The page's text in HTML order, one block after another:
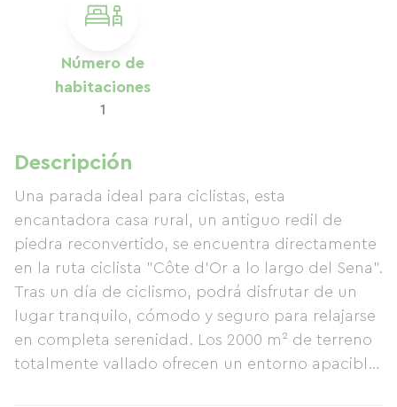
Número de
habitaciones
1
Descripción
Una parada ideal para ciclistas, esta
encantadora casa rural, un antiguo redil de
piedra reconvertido, se encuentra directamente
en la ruta ciclista "Côte d'Or a lo largo del Sena".
Tras un día de ciclismo, podrá disfrutar de un
lugar tranquilo, cómodo y seguro para relajarse
en completa serenidad. Los 2000 m² de terreno
totalmente vallado ofrecen un entorno apacible